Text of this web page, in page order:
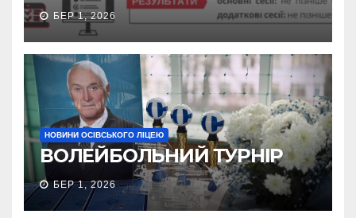
БЕР 1, 2026
НОВИНИ ОСІВСЬКОГО ЛІЦЕЮ
ВОЛЕЙБОЛЬНИЙ ТУРНІР
БЕР 1, 2026